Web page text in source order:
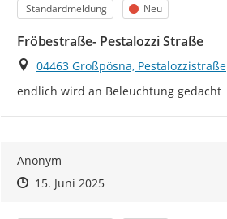
Kategorie
Standardmeldung Status
Neu
Fröbestraße- Pestalozzi Straße
Ort
04463 Großpösna, Pestalozzistraße
endlich wird an Beleuchtung gedacht
Anonym
Zeitpunkt des Erstellens
Zeitpunkt des Erstellens
15. Juni 2025Zur Äußerung